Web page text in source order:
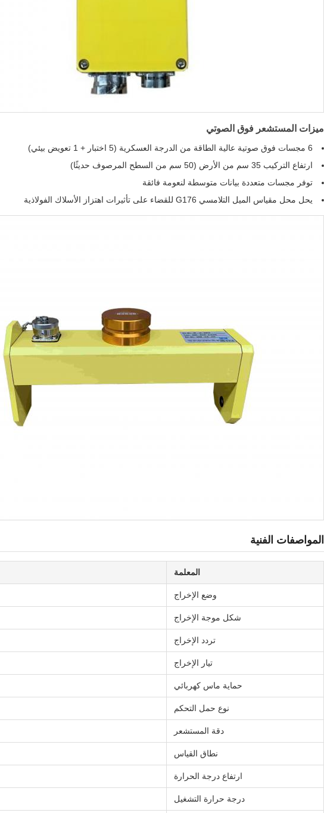
ميزات المستشعر فوق الصوتي
6 مجسات فوق صوتية عالية الطاقة من الدرجة العسكرية (5 اختبار + 1 تعويض بيئي)
ارتفاع التركيب 35 سم من الأرض (50 سم من السطح المرصوف حديثًا)
توفر مجسات متعددة بيانات متوسطة لنعومة فائقة
يحل محل مقياس الميل التلامسي G176 للقضاء على تأثيرات اهتزاز الأسلاك الفولاذية
المواصفات الفنية
المعلمة
وضع الإخراج
شكل موجة الإخراج
تردد الإخراج
تيار الإخراج
حماية ماس كهربائي
نوع حمل التحكم
دقة المستشعر
نطاق القياس
ارتفاع درجة الحرارة
درجة حرارة التشغيل